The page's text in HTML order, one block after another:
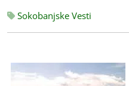
Sokobanjske Vesti